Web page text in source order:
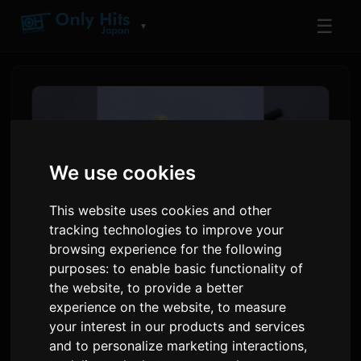
We use cookies
This website uses cookies and other
tracking technologies to improve your
browsing experience for the following
purposes:to enable basic functionality of
the website,to provide a better
experience on the website,to measure
your interest in our products and services
and to personalize marketing interactions,
▼ ☰
Toua gefur út lagið '10' á
undan fyrstu hljómplötu
sinni á stafrænu formi